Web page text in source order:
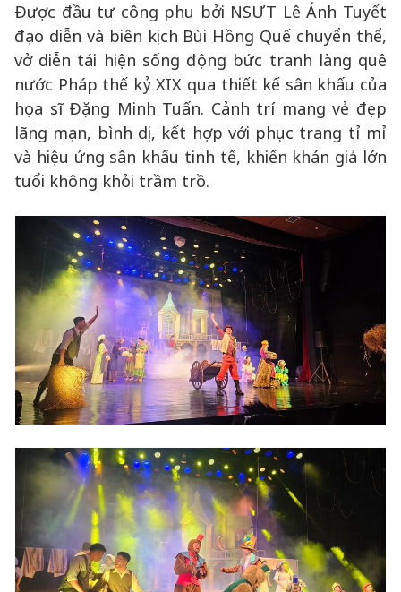
Được đầu tư công phu bởi NSƯT Lê Ánh Tuyết
đạo diễn và biên kịch Bùi Hồng Quế chuyển thể,
vở diễn tái hiện sống động bức tranh làng quê
nước Pháp thế kỷ XIX qua thiết kế sân khấu của
họa sĩ Đặng Minh Tuấn. Cảnh trí mang vẻ đẹp
lãng mạn, bình dị, kết hợp với phục trang tỉ mỉ
và hiệu ứng sân khấu tinh tế, khiến khán giả lớn
tuổi không khỏi trầm trồ.